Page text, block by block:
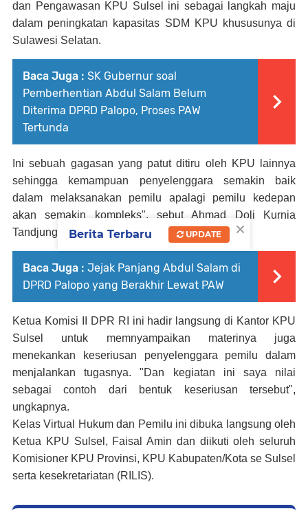
dan Pengawasan KPU Sulsel ini sebagai langkah maju
dalam peningkatan kapasitas SDM KPU khususunya di
Sulawesi Selatan.
Baca Juga : SK Gubernur soal
Pemberhentian Abdul Salam Belum
Diterima DPRD Palopo, Proses PAW
Tertunda
Ini sebuah gagasan yang patut ditiru oleh KPU lainnya
sehingga kemampuan penyelenggara semakin baik
dalam melaksanakan pemilu apalagi pemilu kedepan
akan semakin kompleks", sebut Ahmad Doli Kurnia
Tandjung.
Baca Juga : Jejak Panjang Abdul Salam di
DPRD Palopo yang Berakhir Lewat PAW
Ketua Komisi II DPR RI ini hadir langsung di Kantor KPU
Sulsel untuk memnyampaikan materinya juga
menekankan keseriusan penyelenggara pemilu dalam
menjalankan tugasnya. "Dan kegiatan ini saya nilai
sebagai contoh dari bentuk keseriusan tersebut",
ungkapnya.
Kelas Virtual Hukum dan Pemilu ini dibuka langsung oleh
Ketua KPU Sulsel, Faisal Amin dan diikuti oleh seluruh
Komisioner KPU Provinsi, KPU Kabupaten/Kota se Sulsel
serta kesekretariatan (RILIS).
×
Berita Terbaru UPDATE